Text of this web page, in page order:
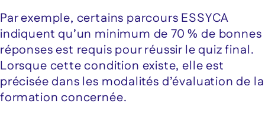
Par exemple, certains parcours ESSYCA
indiquent qu’un minimum de 70 % de bonnes
réponses est requis pour réussir le quiz final.
Lorsque cette condition existe, elle est
précisée dans les modalités d’évaluation de la
formation concernée.